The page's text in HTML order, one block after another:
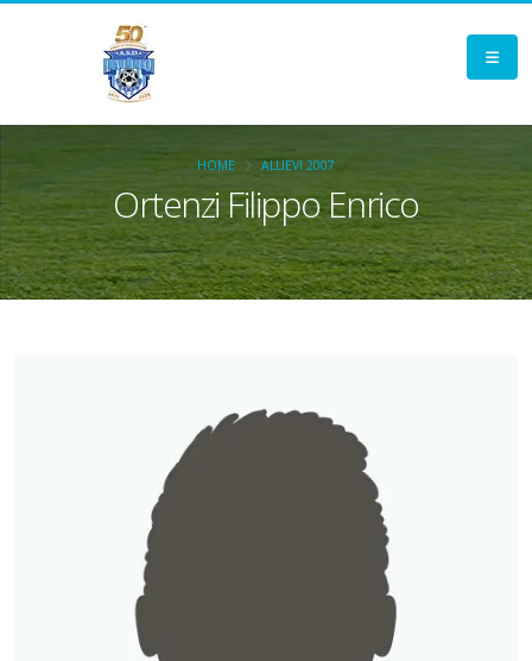
Ortenzi Filippo Enrico
HOME ALLIEVI 2007